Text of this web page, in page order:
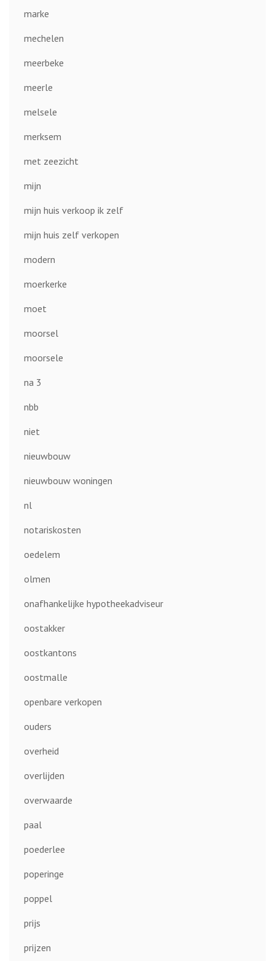
marke
mechelen
meerbeke
meerle
melsele
merksem
met zeezicht
mijn
mijn huis verkoop ik zelf
mijn huis zelf verkopen
modern
moerkerke
moet
moorsel
moorsele
na 3
nbb
niet
nieuwbouw
nieuwbouw woningen
nl
notariskosten
oedelem
olmen
onafhankelijke hypotheekadviseur
oostakker
oostkantons
oostmalle
openbare verkopen
ouders
overheid
overlijden
overwaarde
paal
poederlee
poperinge
poppel
prijs
prijzen